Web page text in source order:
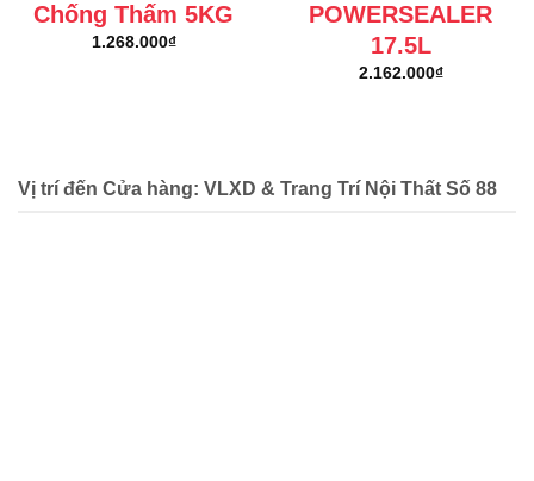
Chống Thấm 5KG
1.268.000₫
POWERSEALER
17.5L
2.162.000₫
Vị trí đến Cửa hàng: VLXD & Trang Trí Nội Thất Số 88